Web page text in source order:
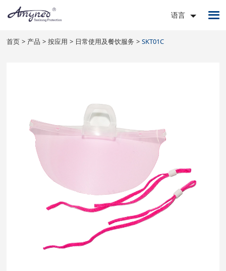
语言
首页 产品 按应用 日常使用及餐饮服务 SKT01C